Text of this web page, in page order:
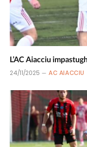
L’AC Aiacciu
24/11/2025 AC AIACCIU